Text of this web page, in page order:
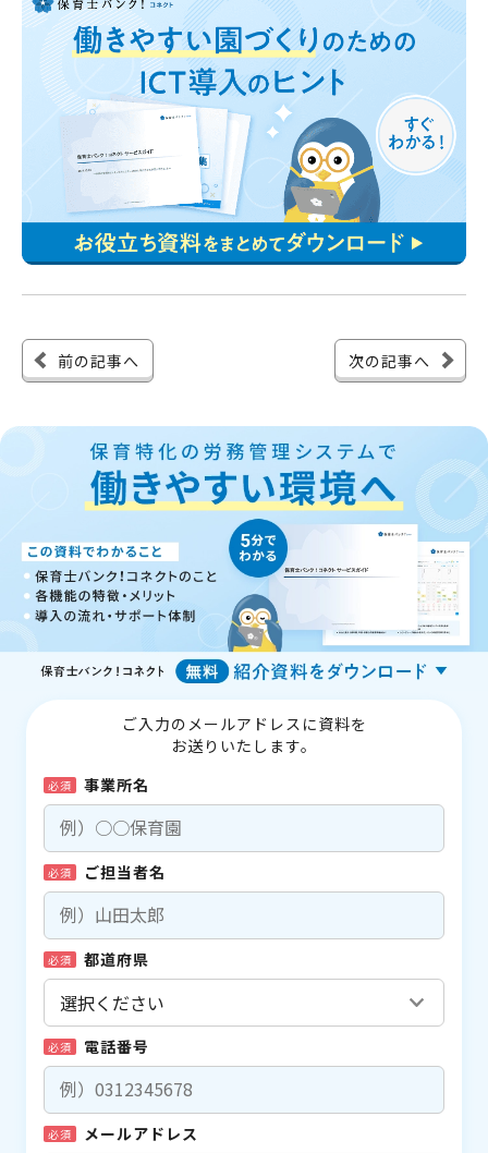
前の記事へ 次の記事へ
ご入力のメールアドレスに資料を
お送りいたします。
必須 事業所名
必須 ご担当者名
必須 都道府県
必須 電話番号
必須 メールアドレス